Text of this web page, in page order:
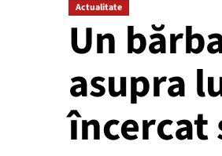
Actualitate
Un
asupra
încercat